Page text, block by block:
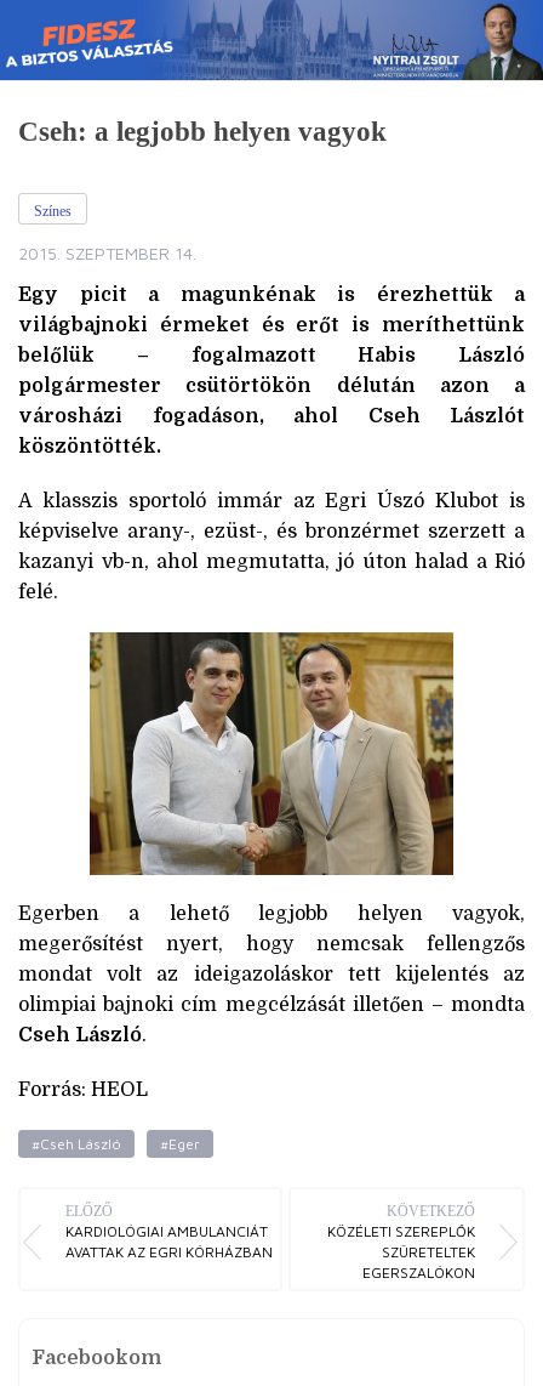
Skip
to
content
Cseh: a legjobb helyen vagyok
Színes
2015. SZEPTEMBER 14.
Egy picit a magunkénak is érezhettük a
világbajnoki érmeket és erőt is meríthettünk
belőlük – fogalmazott Habis László
polgármester csütörtökön délután azon a
városházi fogadáson, ahol Cseh Lászlót
köszöntötték.
A klasszis sportoló immár az Egri Úszó Klubot is
képviselve arany-, ezüst-, és bronzérmet szerzett a
kazanyi vb-n, ahol megmutatta, jó úton halad a Rió
felé.
Egerben a lehető legjobb helyen vagyok,
megerősítést nyert, hogy nemcsak fellengzős
mondat volt az ideigazoláskor tett kijelentés az
olimpiai bajnoki cím megcélzását illetően – mondta
Cseh László.
Forrás: HEOL
#Cseh László #Eger
ELŐZŐ
KARDIOLÓGIAI AMBULANCIÁT
AVATTAK AZ EGRI KÓRHÁZBAN
KÖVETKEZŐ
KÖZÉLETI SZEREPLŐK
SZÜRETELTEK
EGERSZALÓKON
Facebookom